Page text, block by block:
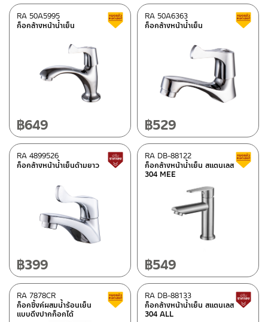
Copper color(1)
Rasland-Accessories
Rasland-AQ2(255)
Rasland-AQ3(47)
Rasland-fittings
Rasland-Ware(99)
อะไหล่ AQ 987654-UF
อะไหล่ AQ 969888
อะไหล่ AQ 901234
อะไหล่ AQ 91335-UF
อะไหล่ AQ 902233/9833(10)
อะไหล่ AQ 79233/9791(11)
อะไหล่ AQ SENSEI
ก็อกล้างหน้าน้ำเย็น
RA 50A5995 Clearance sale
฿649
ก็อกล้างหน้าน้ำเย็น
RA 50A6363
฿529
ก็อกล้างหน้าน้ำเย็นด้ามยาว
RA 4899526 Lower price tag
฿399
ก็อกล้างหน้าน้ำเย็น สแตนเลส
304 MEE
RA DB-88122
฿549
ก็อกซิ้งค์ผสมน้ำร้อนเย็น
แบบดึงปากก็อกได้
RA 7878CR Clearance sale
ก็อกล้างหน้าน้ำเย็น สแตนเลส
304 ALL
RA DB-88133